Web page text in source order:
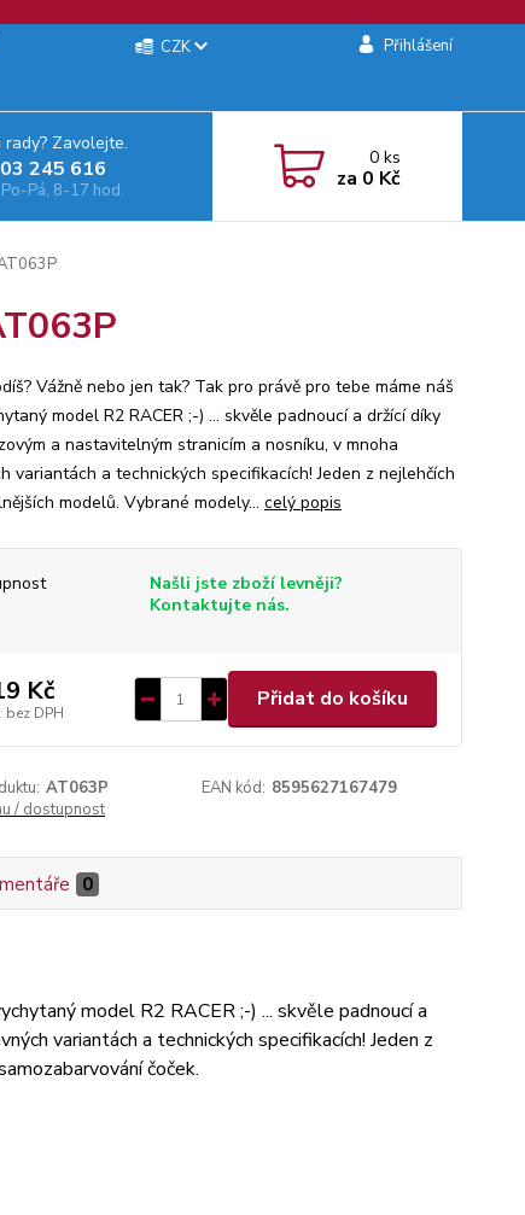
CZK Přihlášení
Zavolejte.
245 616‬
Pá, 8-17 hod.
0ks
za 0 Kč
Vážně nebo jen tak? Tak pro právě pro tebe máme náš
model R2 RACER ;-) ... skvěle padnoucí a držící díky
a nastavitelným stranicím a nosníku, v mnoha
variantách a technických specifikacích! Jeden z nejlehčích
modelů. Vybrané modely... celý popis
Našli jste zboží levněji?
Kontaktujte nás.
Kč
bez DPH
Přidat do košíku
AT063P EAN kód: 8595627167479
/ dostupnost
0
model R2 RACER ;-) ... skvěle padnoucí a
variantách a technických specifikacích! Jeden z
čoček.